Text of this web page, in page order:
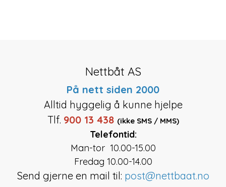
Nettbåt AS
På nett siden 2000
Alltid hyggelig å kunne hjelpe
Tlf. 900 13 438 (ikke SMS / MMS)
Telefontid:
Man-tor 10.00-15.00
Fredag 10.00-14.00
Send gjerne en mail til: post@nettbaat.no